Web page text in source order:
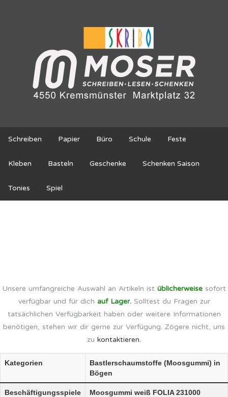
Schreiben Papier Büro Schule Feste
Kleben Basteln Geschenke Schenken Saison
Tonies Spiel
Unsere umfangreiche Auswahl an Artikeln ist üblicherweise sofort
verfügbar und für dich auf Lager.Solltest du Fragen zur
tatsächlichen Verfügbarkeit haben oder weitere Informationen
benötigen, stehen wir dir gerne zur Verfügung. Zögere nicht, uns
zu kontaktieren.
Kategorien
Bastlerschaumstoffe (Moosgummi) in
Bögen
Beschäftigungsspiele
Moosgummi weiß FOLIA 231000